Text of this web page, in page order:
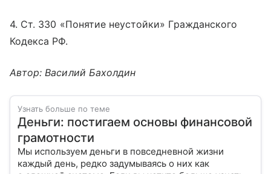
4. Ст. 330 «Понятие неустойки» Гражданского
Кодекса РФ.
Автор: Василий Бахолдин
Узнать больше по теме
Деньги: постигаем основы финансовой
грамотности
Мы используем деньги в повседневной жизни
каждый день, редко задумываясь о них как